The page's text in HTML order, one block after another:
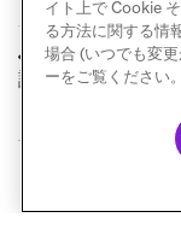
前へ Currents
語集
© Braze. All
イト上で Cookie
る方法に関する情
場合 (いつでも変
ーをご覧ください